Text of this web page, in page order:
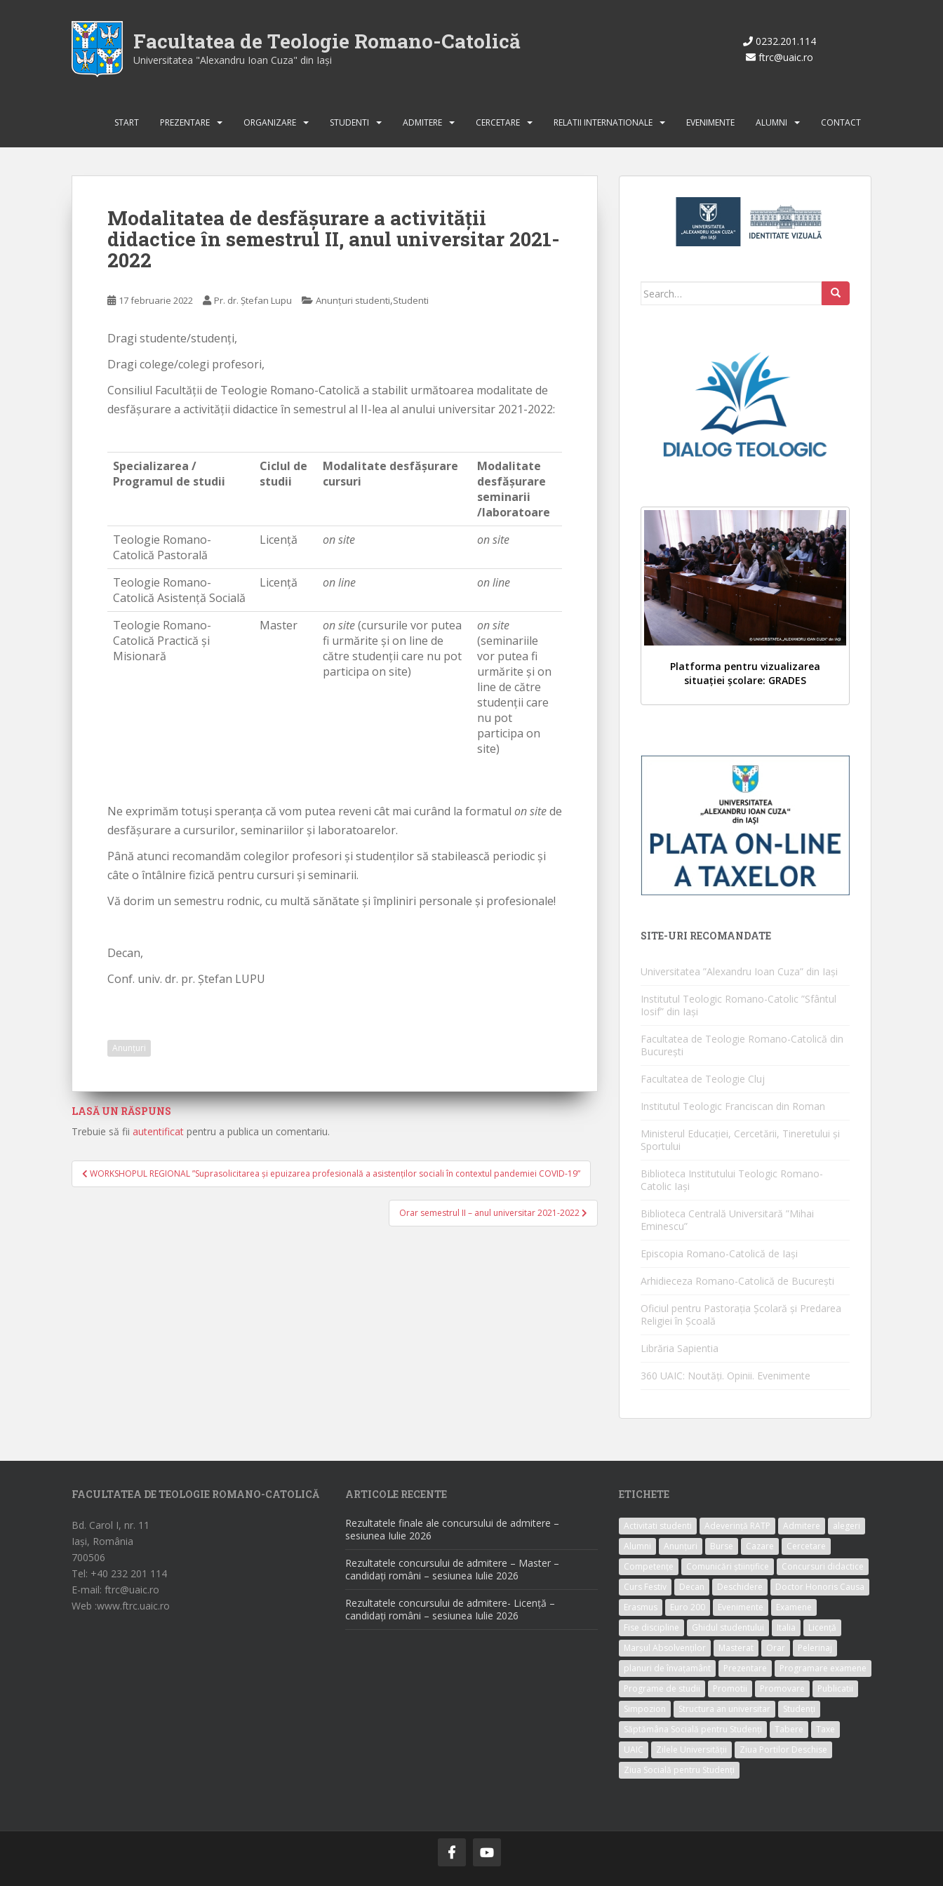
Facultatea de Teologie Romano-Catolică
Universitatea "Alexandru Ioan Cuza" din Iaşi
0232.201.114
ftrc@uaic.ro
START PREZENTARE ORGANIZARE STUDENTI ADMITERE CERCETARE RELATII INTERNATIONALE EVENIMENTE ALUMNI CONTACT
Modalitatea de desfășurare a activității
didactice în semestrul II, anul universitar 2021-
2022
17 februarie 2022 Pr. dr. Ștefan Lupu Anunțuri studenti,Studenti
Dragi studente/studenți,
Dragi colege/colegi profesori,
Consiliul Facultății de Teologie Romano-Catolică a stabilit următoarea modalitate de
desfășurare a activității didactice în semestrul al II-lea al anului universitar 2021-2022:
Specializarea /
Programul de studii
Ciclul de
studii
Modalitate desfășurare
cursuri
Modalitate
desfășurare
seminarii
/laboratoare
Teologie Romano-
Catolică Pastorală
Licență on site on site
Teologie Romano-
Catolică Asistență Socială
Licență on line on line
Teologie Romano-
Catolică Practică și
Misionară
Master on site(cursurile vor putea
fi urmărite și on line de
către studenții care nu pot
participa on site)
on site
(seminariile
vor putea fi
urmărite și on
line de către
studenții care
nu pot
participa on
site)
Ne exprimăm totuși speranța că vom putea reveni cât mai curând la formatul on sitede
desfășurare a cursurilor, seminariilor și laboratoarelor.
Până atunci recomandăm colegilor profesori și studenților să stabilească periodic și
câte o întâlnire fizică pentru cursuri și seminarii.
Vă dorim un semestru rodnic, cu multă sănătate și împliniri personale și profesionale!
Decan,
Conf. univ. dr. pr. Ștefan LUPU
Anunțuri
LASĂ UN RĂSPUNS
Trebuie să fii autentificat pentru a publica un comentariu.
Navigare în articole
WORKSHOPUL REGIONAL ”Suprasolicitarea și epuizarea profesională a asistenților sociali în contextul pandemiei COVID-19”
Orar semestrul II – anul universitar 2021-2022
Search for:
Platforma pentru vizualizarea
situației școlare: GRADES
SITE-URI RECOMANDATE
Universitatea ”Alexandru Ioan Cuza” din Iaşi
Institutul Teologic Romano-Catolic ”Sfântul
Iosif” din Iaşi
Facultatea de Teologie Romano-Catolică din
Bucureşti
Facultatea de Teologie Cluj
Institutul Teologic Franciscan din Roman
Ministerul Educaţiei, Cercetării, Tineretului şi
Sportului
Biblioteca Institutului Teologic Romano-
Catolic Iaşi
Biblioteca Centrală Universitară ”Mihai
Eminescu”
Episcopia Romano-Catolică de Iaşi
Arhidieceza Romano-Catolică de Bucureşti
Oficiul pentru Pastorația Școlară și Predarea
Religiei în Școală
Librăria Sapientia
360 UAIC: Noutăţi. Opinii. Evenimente
FACULTATEA DE TEOLOGIE ROMANO-CATOLICĂ
Bd. Carol I, nr. 11
Iași, România
700506
Tel: +40 232 201 114
E-mail: ftrc@uaic.ro
Web :www.ftrc.uaic.ro
ARTICOLE RECENTE
Rezultatele finale ale concursului de admitere –
sesiunea Iulie 2026
Rezultatele concursului de admitere – Master –
candidați români – sesiunea Iulie 2026
Rezultatele concursului de admitere- Licență –
candidați români – sesiunea Iulie 2026
ETICHETE
Activitati studenti Adeverință RATP Admitere
alegeri
Alumni
Anunțuri Burse Cazare
Cercetare
Competențe
Comunicări științifice
Concursuri didactice
Curs Festiv
Decan Deschidere
Doctor Honoris Causa
Erasmus
Euro 200 Evenimente
Examene
Fise discipline
Ghidul studentului Italia
Licență
Marșul Absolvenților
Masterat Orar
Pelerinaj
planuri de învațamânt
Prezentare
Programare examene
Programe de studii
Promotii Promovare
Publicatii
Simpozion
Structura an universitar
Studenți
Săptămâna Socială pentru Studenți
Tabere
Taxe
UAIC
Zilele Universității
Ziua Portilor Deschise
Ziua Socială pentru Studenți